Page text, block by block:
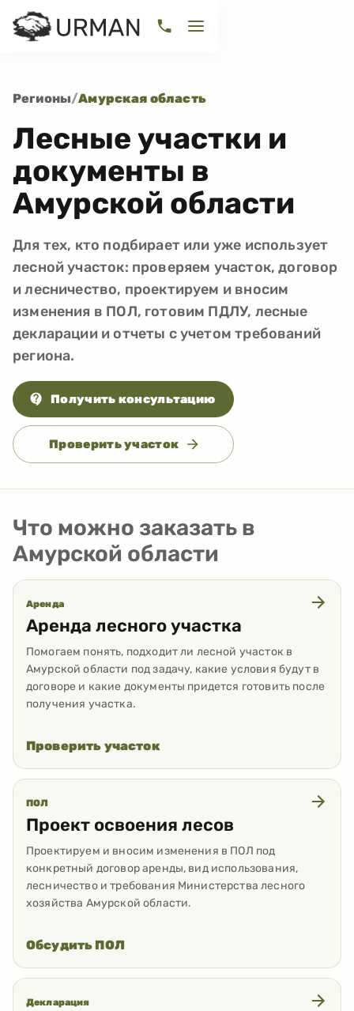
Регионы/Амурская область
Лесные участки и
документы в
Амурской области
Для тех, кто подбирает или уже использует
лесной участок: проверяем участок, договор
и лесничество, проектируем и вносим
изменения в ПОЛ, готовим ПДЛУ, лесные
декларации и отчеты с учетом требований
региона.
Получить консультацию
Проверить участок
Что можно заказать в
Амурской области
Аренда
Аренда лесного участка
Помогаем понять, подходит ли лесной участок в
Амурской области под задачу, какие условия будут в
договоре и какие документы придется готовить после
получения участка.
Проверить участок
ПОЛ
Проект освоения лесов
Проектируем и вносим изменения в ПОЛ под
конкретный договор аренды, вид использования,
лесничество и требования Министерства лесного
хозяйства Амурской области.
Обсудить ПОЛ
Декларация